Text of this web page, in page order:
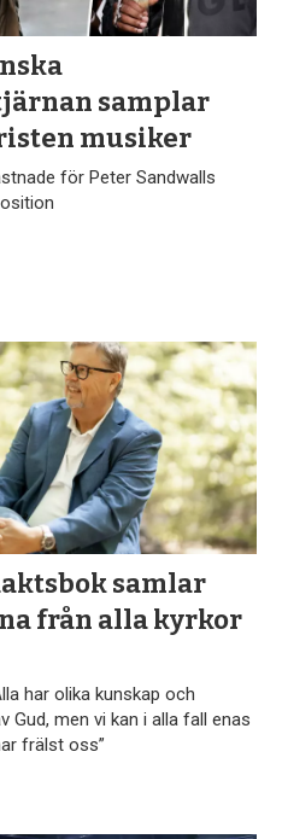
samplar
musiker
för Peter Sandwalls
samlar
från alla kyrkor
har olika kunskap och
Gud, men vi kan i alla fall enas
frälst oss”